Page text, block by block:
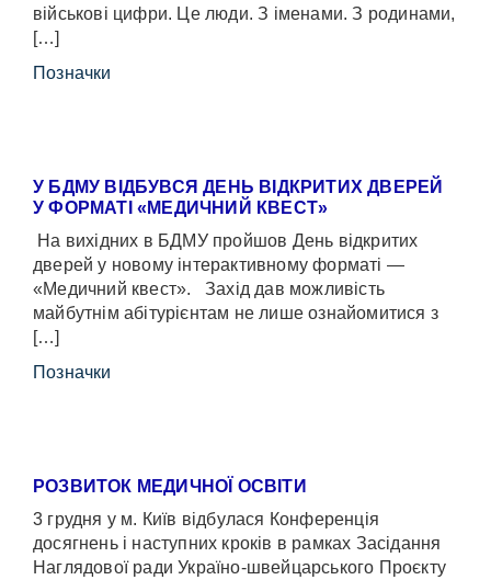
військові цифри. Це люди. З іменами. З родинами,
[…]
Позначки
У БДМУ ВІДБУВСЯ ДЕНЬ ВІДКРИТИХ ДВЕРЕЙ
У ФОРМАТІ «МЕДИЧНИЙ КВЕСТ»
На вихідних в БДМУ пройшов День відкритих
дверей у новому інтерактивному форматі —
«Медичний квест». Захід дав можливість
майбутнім абітурієнтам не лише ознайомитися з
[…]
Позначки
РОЗВИТОК МЕДИЧНОЇ ОСВІТИ
3 грудня у м. Київ відбулася Конференція
досягнень і наступних кроків в рамках Засідання
Наглядової ради Україно-швейцарського Проєкту